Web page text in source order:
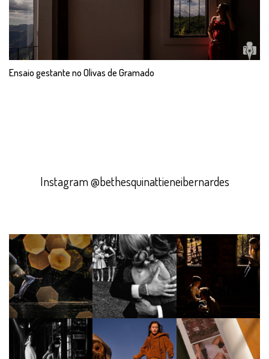
Ensaio gestante no Olivas de Gramado
Instagram @bethesquinattieneibernardes